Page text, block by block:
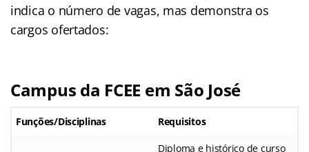
indica o número de vagas, mas demonstra os
cargos ofertados:
Campus da FCEE em São José
Funções/Disciplinas Requisitos
Diploma e histórico de curso